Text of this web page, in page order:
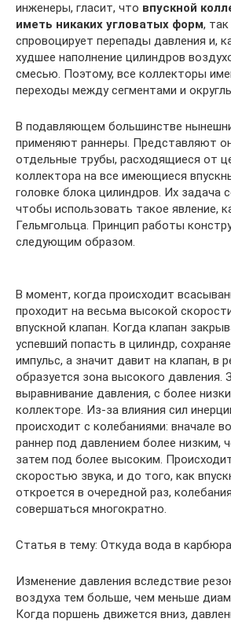
инженеры, гласит, что впускной
иметь никаких угловатых форм,
спровоцирует перепады давления и,
худшее наполнение цилиндров
смесью. Поэтому, все коллекторы
переходы между сегментами и
В подавляющем большинстве
применяют раннеры. Представляют
отдельные трубы, расходящиеся от
коллектора на все имеющиеся
головке блока цилиндров. Их задача
чтобы использовать такое явление,
Гельмгольца. Принцип работы
следующим образом.
В момент, когда происходит
проходит на весьма высокой
впускной клапан. Когда клапан
успевший попасть в цилиндр,
импульс, а значит давит на клапан, в
образуется зона высокого давления.
выравнивание давления, с более
коллекторе. Из-за влияния сил
происходит с колебаниями: вначале
раннер под давлением более низким,
затем под более высоким.
скоростью звука, и до того, как
откроется в очередной раз,
совершаться многократно.
Статья в тему: Откуда вода в
Изменение давления вследствие
воздуха тем больше, чем меньше
Когда поршень движется вниз,